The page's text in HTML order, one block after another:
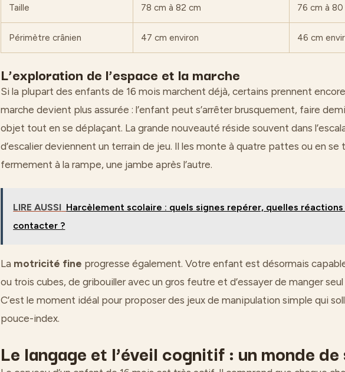
Taille 78 cm à 82 cm 76 cm à 80
Périmètre crânien 47 cm environ 46 cm
L’exploration de l’espace et la marche
Si la plupart des enfants de 16 mois marchent déjà, certains prennent
marche devient plus assurée : l’enfant peut s’arrêter brusquement, faire
objet tout en se déplaçant. La grande nouveauté réside souvent dans
d’escalier deviennent un terrain de jeu. Il les monte à quatre pattes ou en se
fermement à la rampe, une jambe après l’autre.
LIRE AUSSI Harcèlement scolaire : quels signes repérer, quelles
contacter ?
La motricité fine progresse également. Votre enfant est désormais
ou trois cubes, de gribouiller avec un gros feutre et d’essayer de manger
C’est le moment idéal pour proposer des jeux de manipulation simple qui
pouce-index.
Le langage et l’éveil cognitif : un monde